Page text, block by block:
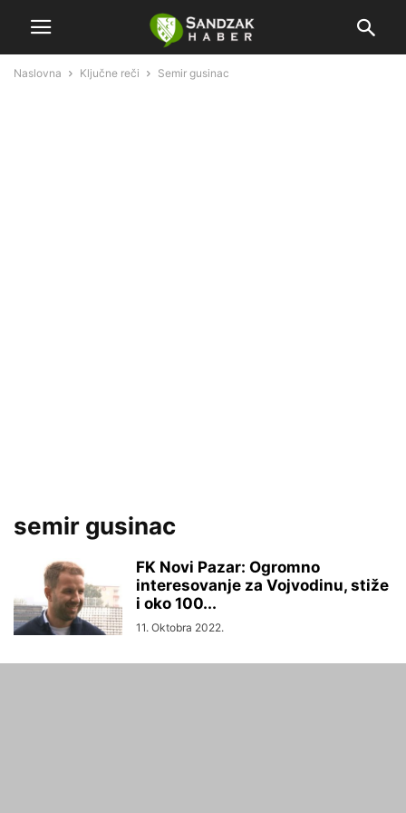
Naslovna Ključne reči Semir gusinac
semir gusinac
FK Novi Pazar: Ogromno
interesovanje za Vojvodinu, stiže
i oko 100...
11. Oktobra 2022.